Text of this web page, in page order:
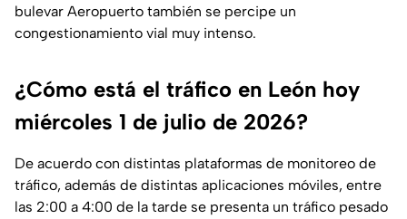
bulevar Aeropuerto también se percipe un
congestionamiento vial muy intenso.
¿Cómo está el tráfico en León hoy
miércoles 1 de julio de 2026?
De acuerdo con distintas plataformas de monitoreo de
tráfico, además de distintas aplicaciones móviles, entre
las 2:00 a 4:00 de la tarde se presenta un tráfico pesado